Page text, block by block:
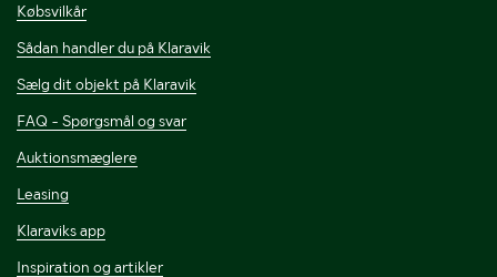
Købsvilkår
Sådan handler du på Klaravik
Sælg dit objekt på Klaravik
FAQ - Spørgsmål og svar
Auktionsmæglere
Leasing
Klaraviks app
Inspiration og artikler